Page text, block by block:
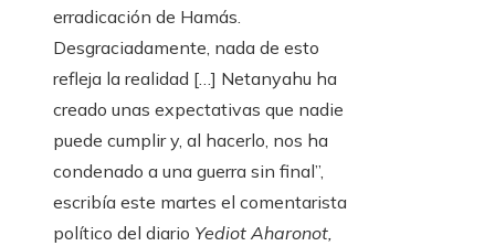
erradicación de Hamás.
Desgraciadamente, nada de esto
refleja la realidad […] Netanyahu ha
creado unas expectativas que nadie
puede cumplir y, al hacerlo, nos ha
condenado a una guerra sin final”,
escribía este martes el comentarista
político del diario Yediot Aharonot,